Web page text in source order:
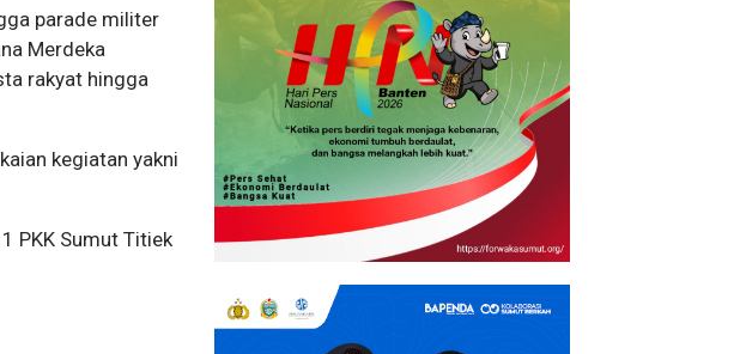
parade militer
Merdeka
rakyat hingga
kegiatan yakni
PKK Sumut Titiek